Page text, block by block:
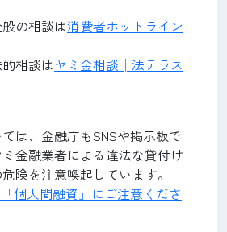
の相談は消費者ホットライン
相談はヤミ金相談│法テラス
は、金融庁もSNSや掲示板で
金融業者による違法な貸付け
険を注意喚起しています。
個人間融資」にご注意くださ